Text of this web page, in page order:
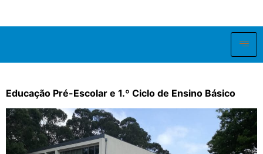
Educação Pré-Escolar e 1.º Ciclo de Ensino Básico